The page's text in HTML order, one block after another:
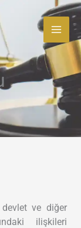
ve diğer
ilişkileri